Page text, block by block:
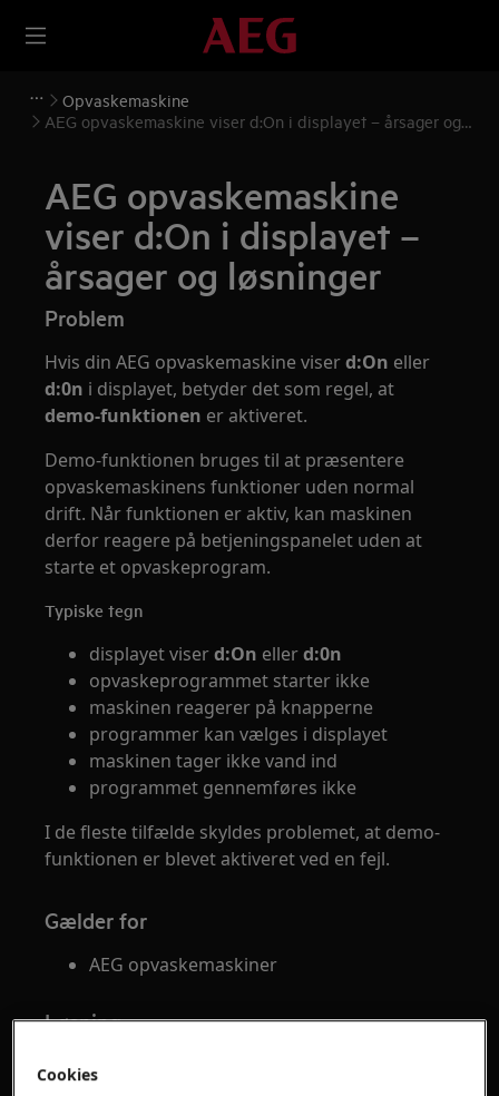
Opvaskemaskine
AEG opvaskemaskine viser d:On i displayet – årsager og
AEG opvaskemaskine
viser d:On i displayet –
årsager og løsninger
Problem
Hvis din AEG opvaskemaskine viserd:On eller
d:0n i displayet, betyder det som regel, at
demo-funktionen er aktiveret.
Demo-funktionen bruges til at præsentere
opvaskemaskinens funktioner uden normal
drift. Når funktionen er aktiv, kan maskinen
derfor reagere på betjeningspanelet uden at
starte et opvaskeprogram.
Typiske tegn
displayet viserd:On ellerd:0n
opvaskeprogrammet starter ikke
maskinen reagerer på knapperne
programmer kan vælges i displayet
maskinen tager ikke vand ind
programmet gennemføres ikke
I de fleste tilfælde skyldes problemet, at demo-
funktionen er blevet aktiveret ved en fejl.
Gælder for
AEG opvaskemaskiner
Løsning
Hvis din AEG opvaskemaskine viser
Cookies